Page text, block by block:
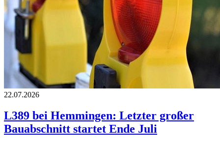
22.07.2026
L389 bei Hemmingen: Letzter großer
Bauabschnitt startet Ende Juli